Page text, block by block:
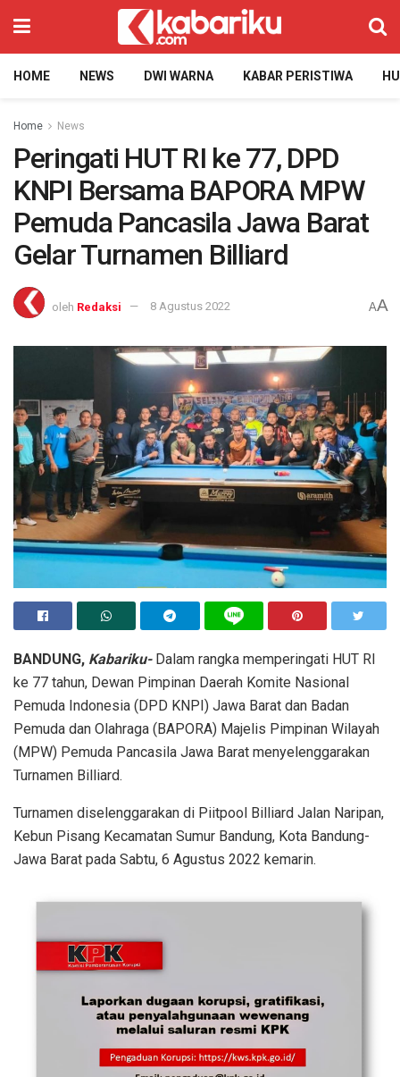
HOME NEWS DWI WARNA KABAR PERISTIWA
Home News
Peringati HUT RI ke 77, DPD
KNPI Bersama BAPORA MPW
Pemuda Pancasila Jawa Barat
Gelar Turnamen Billiard
oleh Redaksi 8 Agustus 2022 AA
BANDUNG, Kabariku-Dalam rangka memperingati HUT RI
ke 77 tahun, Dewan Pimpinan Daerah Komite Nasional
Pemuda Indonesia (DPD KNPI) Jawa Barat dan Badan
Pemuda dan Olahraga (BAPORA) Majelis Pimpinan Wilayah
(MPW) Pemuda Pancasila Jawa Barat menyelenggarakan
Turnamen Billiard.
Turnamen diselenggarakan di Piitpool Billiard Jalan Naripan,
Kebun Pisang Kecamatan Sumur Bandung, Kota Bandung-
Jawa Barat pada Sabtu, 6 Agustus 2022 kemarin.